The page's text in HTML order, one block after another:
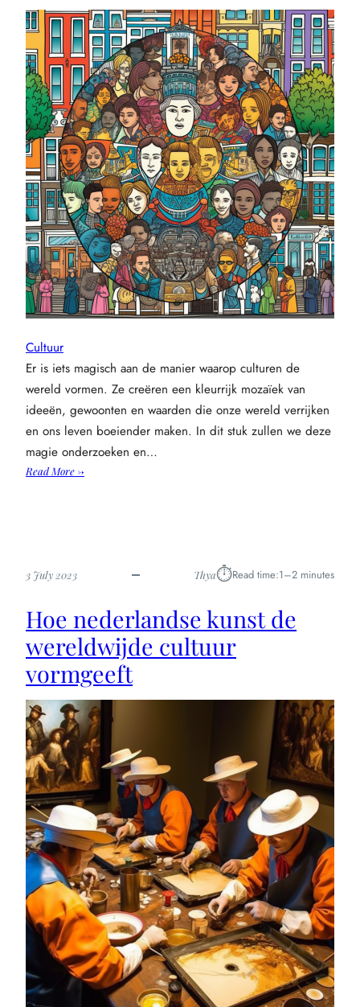
Cultuur
Er is iets magisch aan de manier waarop culturen de
wereld vormen. Ze creëren een kleurrijk mozaïek van
ideeën, gewoonten en waarden die onze wereld verrijken
en ons leven boeiender maken. In dit stuk zullen we deze
magie onderzoeken en…
Read More →:
vormen
3 July 2023 Thya⏱︎Read time:1–2 minutes
Hoe nederlandse kunst de
wereldwijde cultuur
vormgeeft